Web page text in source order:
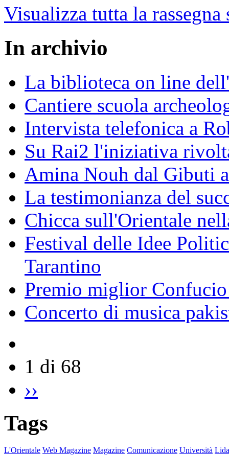
Visualizza tutta la rassegna
In archivio
La biblioteca on line
Cantiere scuola
Intervista telefonica a
Su Rai2 l'iniziativa
Amina Nouh dal Gibuti
La testimonianza del
Chicca sull'Orientale
Festival delle Idee
Tarantino
Premio miglior
Concerto di musica
1 di 68
››
Tags
L'Orientale Web Magazine Magazine Comunicazione Università